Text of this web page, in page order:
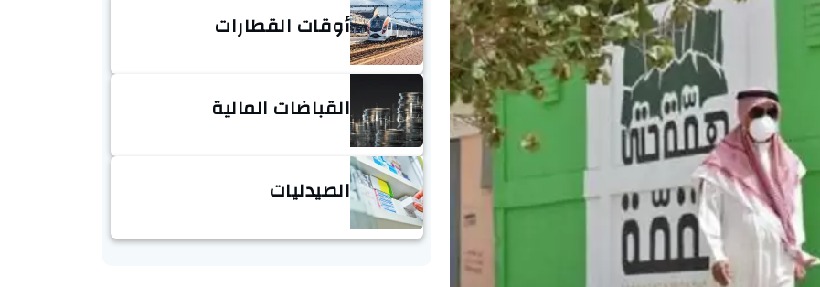
أوقات القطارات
القباضات المالية
الصيدليات